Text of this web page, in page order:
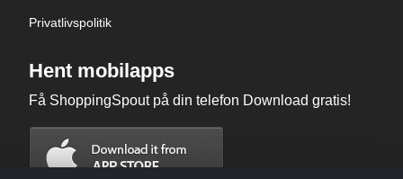
Privatlivspolitik
Hent mobilapps
Få ShoppingSpout på din telefon Download gratis!